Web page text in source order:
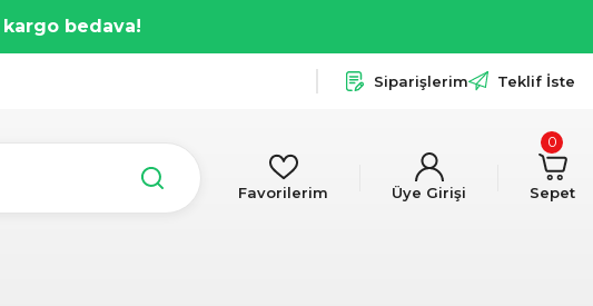
kargo bedava!
Siparişlerim Teklif İste
Favorilerim Üye Girişi Sepet
0